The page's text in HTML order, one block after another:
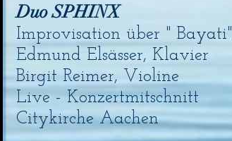
Duo SPHINX
Improvisation über "
Edmund Elsässer, Klavier
Birgit Reimer, Violine
Live - Konzertmitschnitt
Citykirche Aachen